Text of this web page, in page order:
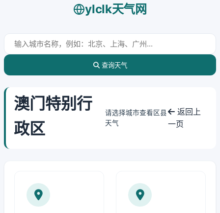
ylclk天气网
查询天气
澳门特别行
政区
请选择城市查看区县
天气
返回上
一页